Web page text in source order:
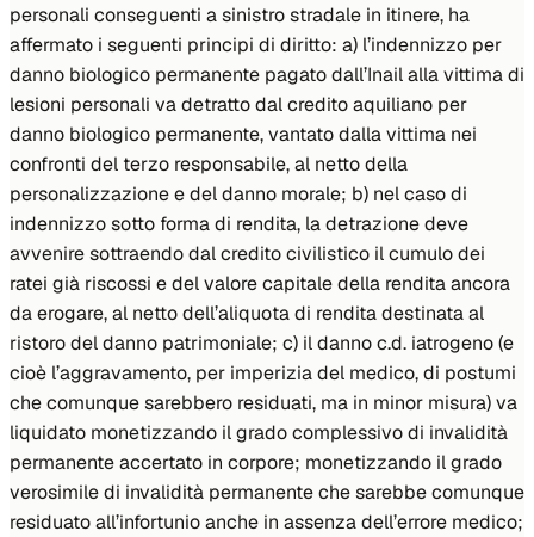
personali conseguenti a sinistro stradale in itinere, ha
affermato i seguenti principi di diritto: a) l’indennizzo per
danno biologico permanente pagato dall’Inail alla vittima di
lesioni personali va detratto dal credito aquiliano per
danno biologico permanente, vantato dalla vittima nei
confronti del terzo responsabile, al netto della
personalizzazione e del danno morale; b) nel caso di
indennizzo sotto forma di rendita, la detrazione deve
avvenire sottraendo dal credito civilistico il cumulo dei
ratei già riscossi e del valore capitale della rendita ancora
da erogare, al netto dell’aliquota di rendita destinata al
ristoro del danno patrimoniale; c) il danno c.d. iatrogeno (e
cioè l’aggravamento, per imperizia del medico, di postumi
che comunque sarebbero residuati, ma in minor misura) va
liquidato monetizzando il grado complessivo di invalidità
permanente accertato in corpore; monetizzando il grado
verosimile di invalidità permanente che sarebbe comunque
residuato all’infortunio anche in assenza dell’errore medico;